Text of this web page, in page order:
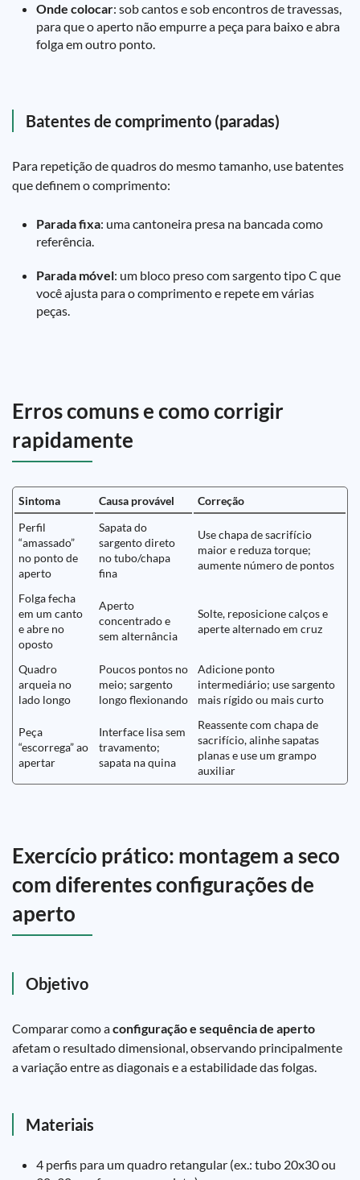
Onde colocar: sob cantos e sob encontros de travessas,
para que o aperto não empurre a peça para baixo e abra
folga em outro ponto.
Batentes de comprimento (paradas)
Para repetição de quadros do mesmo tamanho, use batentes
que definem o comprimento:
Parada fixa: uma cantoneira presa na bancada como
referência.
Parada móvel: um bloco preso com sargento tipo C que
você ajusta para o comprimento e repete em várias
peças.
Erros comuns e como corrigir
rapidamente
Sintoma Causa provável
Correção
Perfil
“amassado”
no ponto de
aperto
Sapata do
sargento direto
no tubo/chapa
fina
Use chapa de sacrifício
maior e reduza torque;
aumente número de pontos
Folga fecha
em um canto
e abre no
oposto
Aperto
concentrado e
sem alternância
Solte, reposicione calços e
aperte alternado em cruz
Quadro
arqueia no
lado longo
Poucos pontos no
meio; sargento
longo flexionando
Adicione ponto
intermediário; use sargento
mais rígido ou mais curto
Peça
“escorrega” ao
apertar
Interface lisa sem
travamento;
sapata na quina
Reassente com chapa de
sacrifício, alinhe sapatas
planas e use um grampo
auxiliar
Exercício prático: montagem a seco
com diferentes configurações de
aperto
Objetivo
Comparar como aconfiguração e sequência de aperto
afetam o resultado dimensional, observando principalmente
a variação entre as diagonais e a estabilidade das folgas.
Materiais
4 perfis para um quadro retangular (ex.: tubo 20x30 ou